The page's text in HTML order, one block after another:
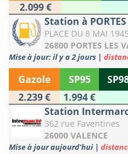
2.099 €
Station à PORTES
PLACE DU 8 MAI 1945
26800 PORTES LES
Mise à jour: il y a 2 jours |
Gazole SP95
2.239 €
1.994 €
Station
362 rue Faventines
26000 VALENCE
Mise à jour aujourd'hui |